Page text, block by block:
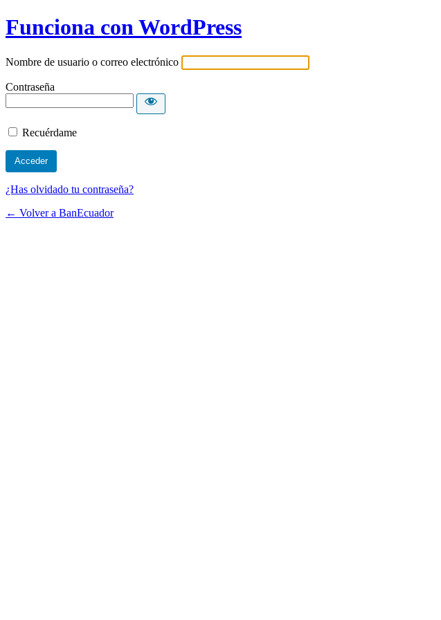
Funciona con WordPress
Nombre de usuario o correo electrónico
Contraseña
Recuérdame
¿Has olvidado tu contraseña?
← Volver a BanEcuador